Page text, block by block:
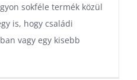
sokféle termék közül
is, hogy családi
vagy egy kisebb